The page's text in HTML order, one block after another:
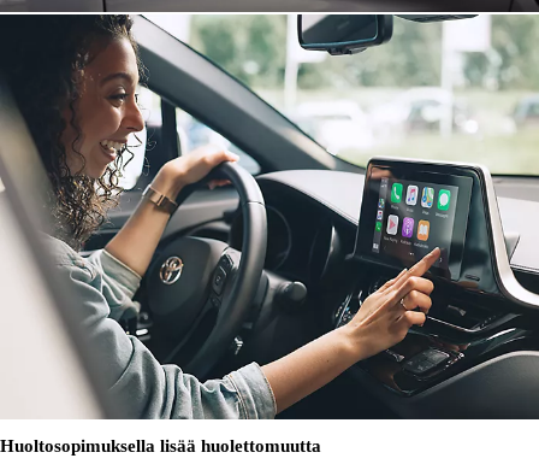
Huoltosopimuksella lisää huolettomuutta